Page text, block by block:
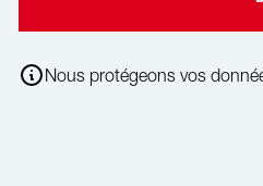
Nous protégeons vos